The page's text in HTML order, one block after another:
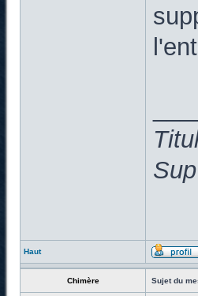
Sup
Haut
Chimère Sujet du